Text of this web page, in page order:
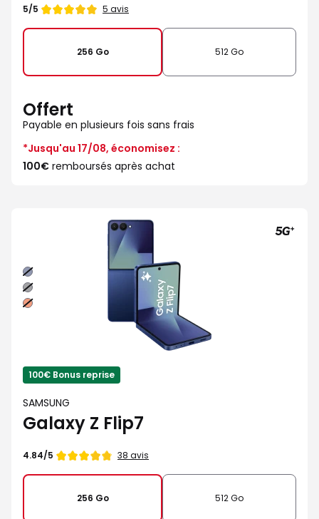
Note
5/5 5 avis
256 Go 512 Go
Offert
Payable en plusieurs fois sans frais
*Jusqu'au 17/08, économisez :
100€ remboursés après achat
Bleu
nuit
Noir
absolu
Corail
100€ Bonus reprise
SAMSUNG
Galaxy Z Flip7
Note
4.84/5 38 avis
256 Go 512 Go